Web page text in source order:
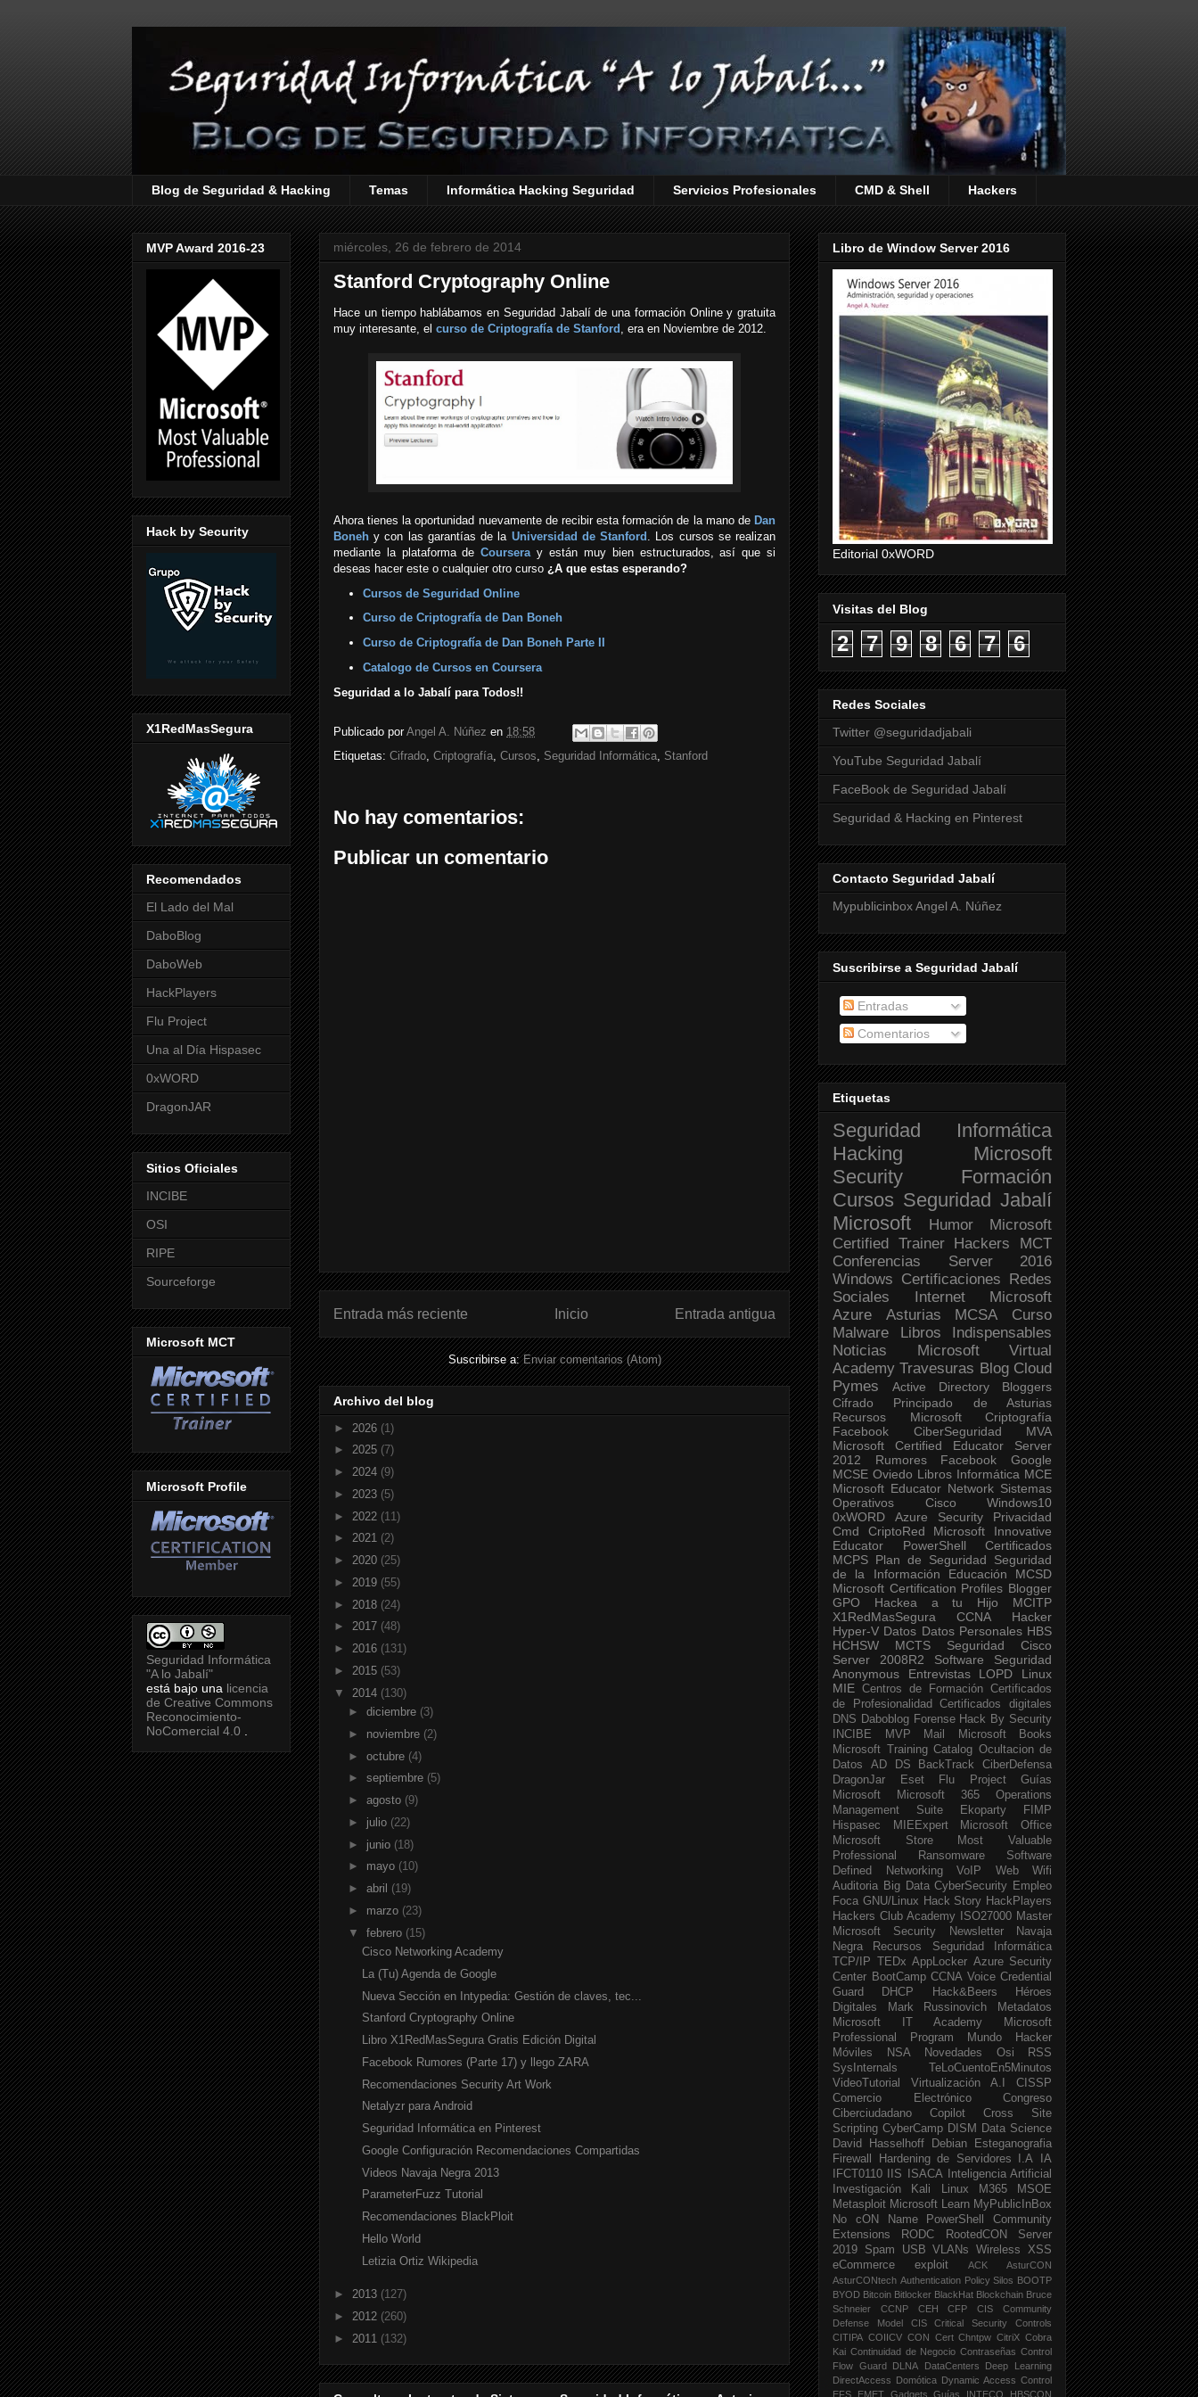
Blog de Seguridad & Hacking Temas Informática Hacking Seguridad Servicios Profesionales CMD & Shell Hackers
miércoles, 26 de febrero de 2014
Stanford Cryptography Online
Hace un tiempo hablábamos en Seguridad Jabalí de una formación Online y gratuita
muy interesante, el curso de Criptografía de Stanford , era en Noviembre de 2012.
Ahora tienes la oportunidad nuevamente de recibir esta formación de la mano de Dan
Boneh y con las garantías de la Universidad de Stanford
. Los cursos se realizan
mediante la plataforma deCoursera y están muy bien estructurados, así que si
deseas hacer este o cualquier otro curso ¿A que estas esperando?
Cursos de Seguridad Online
Curso de Criptografía de Dan Boneh
Curso de Criptografía de Dan Boneh Parte II
Catalogo de Cursos en Coursera
Seguridad a lo Jabalí para Todos!!
Publicado por Angel A. Núñez en 18:58
Etiquetas: Cifrado Criptografía Cursos Seguridad Informática Stanford
No hay comentarios:
Publicar un comentario
Entrada más reciente Entrada antigua
Inicio
Suscribirse a:Enviar comentarios (Atom)
Archivo del blog
► 2026 (1)
► 2025 (7)
► 2024 (9)
► 2023 (5)
► 2022 (11)
► 2021 (2)
► 2020 (25)
► 2019 (55)
► 2018 (24)
► 2017 (48)
► 2016 (131)
► 2015 (53)
▼ 2014 (130)
► diciembre (3)
► noviembre (2)
► octubre (4)
► septiembre (5)
► agosto (9)
► julio (22)
► junio (18)
► mayo (10)
► abril (19)
► marzo (23)
▼ febrero (15)
Cisco Networking Academy
La (Tu) Agenda de Google
Nueva Sección en Intypedia: Gestión de claves, tec...
Stanford Cryptography Online
Libro X1RedMasSegura Gratis Edición Digital
Facebook Rumores (Parte 17) y llego ZARA
Recomendaciones Security Art Work
Netalyzr para Android
Seguridad Informática en Pinterest
Google Configuración Recomendaciones Compartidas
Videos Navaja Negra 2013
ParameterFuzz Tutorial
Recomendaciones BlackPloit
Hello World
Letizia Ortiz Wikipedia
► 2013 (127)
► 2012 (260)
► 2011 (132)
MVP Award 2016-23
Hack by Security
X1RedMasSegura
Recomendados
El Lado del Mal
DaboBlog
DaboWeb
HackPlayers
Flu Project
Una al Día Hispasec
0xWORD
DragonJAR
Sitios Oficiales
INCIBE
OSI
RIPE
Sourceforge
Microsoft MCT
Microsoft Profile
Seguridad Informática
"A lo Jabalí"
está bajo una licencia
de Creative Commons
Reconocimiento-
NoComercial 4.0
Libro de Window Server 2016
Editorial 0xWORD
Visitas del Blog
2 7 9 8 6 7 6
Redes Sociales
Twitter @seguridadjabali
YouTube Seguridad Jabalí
FaceBook de Seguridad Jabalí
Seguridad & Hacking en Pinterest
Contacto Seguridad Jabalí
Mypublicinbox Angel A. Núñez
Suscribirse a Seguridad Jabalí
Entradas
Comentarios
Etiquetas
Seguridad Informática
Hacking
Microsoft
Security
Formación
Cursos Seguridad Jabalí
Microsoft
Humor
Microsoft
Certified Trainer Hackers
MCT
Conferencias
Server 2016
Windows Certificaciones Redes
Sociales
Internet
Microsoft
Azure
Asturias MCSA
Curso
Malware
Libros Indispensables
Noticias
Microsoft Virtual
Academy Travesuras Blog Cloud
Pymes
Active Directory
Bloggers
Cifrado
Principado de Asturias
Recursos Microsoft
Criptografía
Facebook
CiberSeguridad
MVA
Microsoft Certified Educator
Server
2012
Rumores Facebook
Google
MCSE Oviedo Libros Informática MCE
Microsoft Educator Network Sistemas
Operativos
Cisco
Windows10
0xWORD
Azure Security
Privacidad
Cmd
CriptoRed
Microsoft Innovative
Educator
PowerShell
Certificados
MCPS Plan de Seguridad
Seguridad
de la Información
Educación
MCSD
Microsoft Certification Profiles Blogger
GPO
Hackea a tu Hijo
MCITP
X1RedMasSegura
CCNA
Hacker
Hyper-V Datos Datos Personales HBS
HCHSW
MCTS
Seguridad Cisco
Server 2008R2
Software Seguridad
Anonymous
Entrevistas LOPD
Linux
MIE Centros de Formación Certificados
de Profesionalidad
Certificados digitales
DNS Daboblog Forense Hack By Security
INCIBE
MVP Mail
Microsoft Books
Microsoft Training Catalog Ocultacion de
Datos
AD DS BackTrack
CiberDefensa
DragonJar
Eset Flu Project
Guías
Microsoft
Microsoft 365
Operations
Management Suite
Ekoparty
FIMP
Hispasec
MIEExpert
Microsoft Office
Microsoft Store
Most Valuable
Professional
Ransomware
Software
Defined Networking
VoIP Web
Wifi
Auditoria Big Data CyberSecurity Empleo
Foca GNU/Linux Hack Story HackPlayers
Hackers Club Academy
ISO27000 Master
Microsoft Security Newsletter
Navaja
Negra
Recursos Seguridad Informática
TCP/IP
TEDx AppLocker Azure Security
Center BootCamp CCNA Voice Credential
Guard
DHCP Hack&Beers
Héroes
Digitales
Mark Russinovich
Metadatos
Microsoft IT Academy
Microsoft
Professional Program
Mundo Hacker
Móviles
NSA Novedades Osi
RSS
SysInternals
TeLoCuentoEn5Minutos
VideoTutorial
Virtualización A.I
CISSP
Comercio Electrónico
Congreso
Ciberciudadano
Copilot
Cross Site
Scripting CyberCamp DISM
Data Science
David Hasselhoff
Debian
Esteganografia
Firewall
Hardening de Servidores I.A
IA
IFCT0110
IIS ISACA
Inteligencia Artificial
Investigación
Kali Linux M365
MSOE
Metasploit Microsoft Learn MyPublicInBox
No cON Name
PowerShell Community
Extensions
RODC RootedCON
Server
2019
Spam USB VLANs Wireless
XSS
eCommerce
exploit ACK
AsturCON
AsturCONtech Authentication Policy Silos BOOTP
BYOD Bitcoin Bitlocker BlackHat Blockchain Bruce
Schneier
CCNP CEH CFP
CIS Community
Defense Model
CIS Critical Security Controls
CITIPA COIICV CON Cert Chntpw CitriX Cobra
Kai Continuidad de Negocio Contraseñas Control
Flow Guard
DLNA DataCenters
Deep Learning
DirectAccess Domótica Dynamic Access Control
EFS
EMET Gadgets Guías INTECO HBSCON